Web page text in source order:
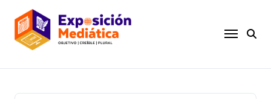
contenido